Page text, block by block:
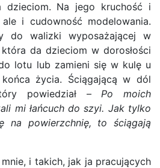
dzieciom. Na jego kruchość i
i cudowność modelowania.
do walizki wyposażającej w
da dzieciom w dorosłości
lotu lub zamieni się w kulę u
życia. Ściągającą w dól
powiedział –Po moich
mi łańcuch do szyi. Jak tylko
na powierzchnię, to ściągają
i takich, jak ja pracujących